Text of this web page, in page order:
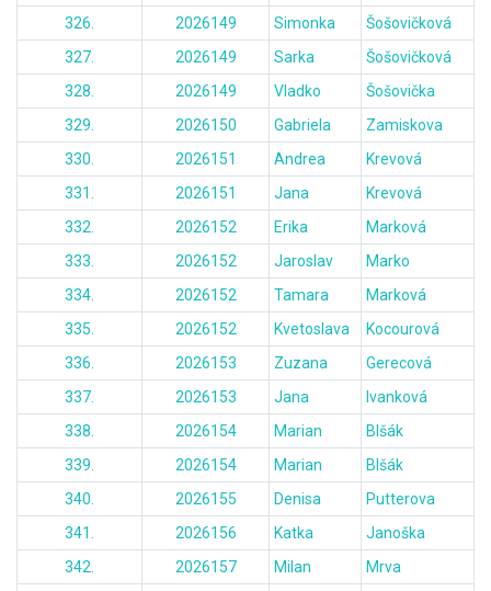
326. 2026149 Simonka
Šošovičková
327.
2026149 Sarka
Šošovičková
328.
2026149 Vladko
Šošovička
329.
2026150 Gabriela
Zamiskova
330.
2026151 Andrea
Krevová
331.
2026151 Jana
Krevová
332.
2026152 Erika
Marková
333.
2026152 Jaroslav
Marko
334.
2026152 Tamara
Marková
335.
2026152 Kvetoslava
Kocourová
336.
2026153 Zuzana
Gerecová
337.
2026153 Jana
Ivanková
338.
2026154 Marian
Blšák
339.
2026154 Marian
Blšák
340.
2026155 Denisa
Putterova
341.
2026156 Katka
Janoška
342.
2026157 Milan
Mrva